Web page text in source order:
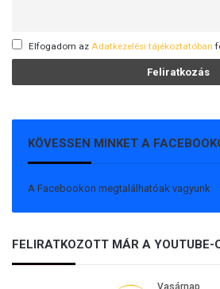
Elfogadom az Adatkezelési tájékoztatóban
KÖVESSEN MINKET A
A Facebookon megtalálhatóak vagyunk
FELIRATKOZOTT MÁR A YOUTUBE-